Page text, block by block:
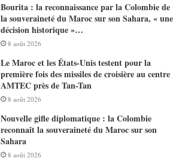
Bourita : la reconnaissance par la Colombie de
la souveraineté du Maroc sur son Sahara, « une
décision historique »…
8 août 2026
Le Maroc et les États-Unis testent pour la
première fois des missiles de croisière au centre
AMTEC près de Tan-Tan
8 août 2026
Nouvelle gifle diplomatique : la Colombie
reconnaît la souveraineté du Maroc sur son
Sahara
8 août 2026